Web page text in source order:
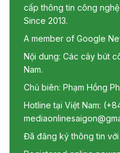
cấp thông tin công
Since 2013.
A member of Google
Nội dung: Các cây bút
Nam.
Chủ biên: Phạm Hồng
Hotline tại Việt Nam:
Đã đăng ký thông tin